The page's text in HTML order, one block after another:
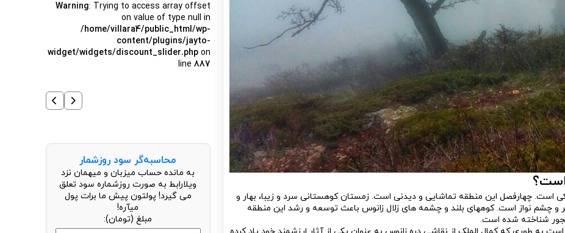
است؟
است. چهارفصل این منطقه تماشایی و دیدنی است. زمستان کوهستانی سرد و زیبا، بهار و
و چشم نواز است. کوههای بلند و چشمه های زلال زانوس باعث توسعه و رشد این منطقه
شناخته شده است.
Warning: Trying to access array offset
on value of type null in
/home/villara4/public_html/wp-
content/plugins/jayto-
widget/widgets/discount_slider.php on
line887
محاسبه‌گر سود روزشمار
به مانده حساب میزبان و میهمان نزد
ویلارابط به صورت روزشماره سود تعلق
می گیرد! پولتون پیش ما برات پول
میآره!
مبلغ (تومان):